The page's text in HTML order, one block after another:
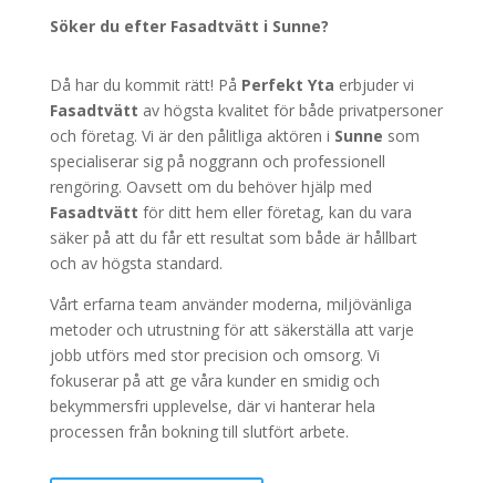
Söker du efter Fasadtvätt i Sunne?
Då har du kommit rätt! På Perfekt Yta erbjuder vi
Fasadtvätt av högsta kvalitet för både privatpersoner
och företag. Vi är den pålitliga aktören i Sunne som
specialiserar sig på noggrann och professionell
rengöring. Oavsett om du behöver hjälp med
Fasadtvätt för ditt hem eller företag, kan du vara
säker på att du får ett resultat som både är hållbart
och av högsta standard.
Vårt erfarna team använder moderna, miljövänliga
metoder och utrustning för att säkerställa att varje
jobb utförs med stor precision och omsorg. Vi
fokuserar på att ge våra kunder en smidig och
bekymmersfri upplevelse, där vi hanterar hela
processen från bokning till slutfört arbete.